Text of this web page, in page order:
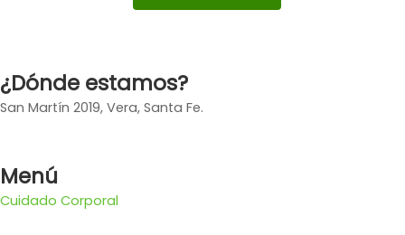
¿Dónde estamos?
San Martín 2019, Vera, Santa Fe.
Menú
Cuidado Corporal